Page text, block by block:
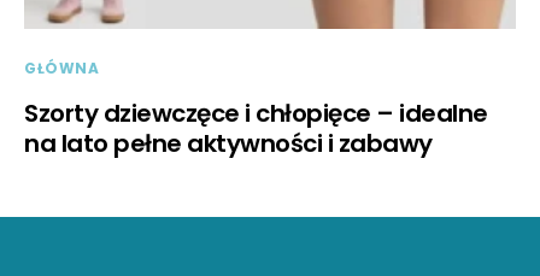
GŁÓWNA
Szorty dziewczęce i chłopięce – idealne
na lato pełne aktywności i zabawy